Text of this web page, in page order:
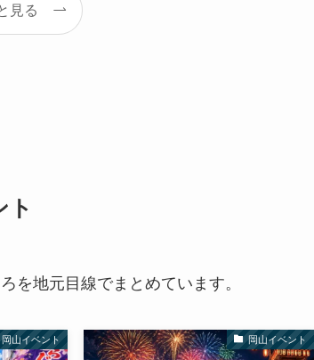
見る
ト
を地元目線でまとめています。
岡山イベント 岡山イベント